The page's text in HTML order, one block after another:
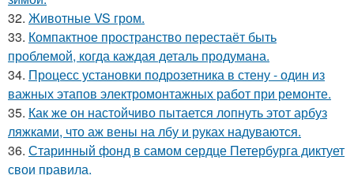
32. Животные VS гром.
33. Компактное пространство перестаёт быть
проблемой, когда каждая деталь продумана.
34. Процесс установки подрозетника в стену - один из
важных этапов электромонтажных работ при ремонте.
35. Как же он настойчиво пытается лопнуть этот арбуз
ляжками, что аж вены на лбу и руках надуваются.
36. Старинный фонд в самом сердце Петербурга диктует
свои правила.